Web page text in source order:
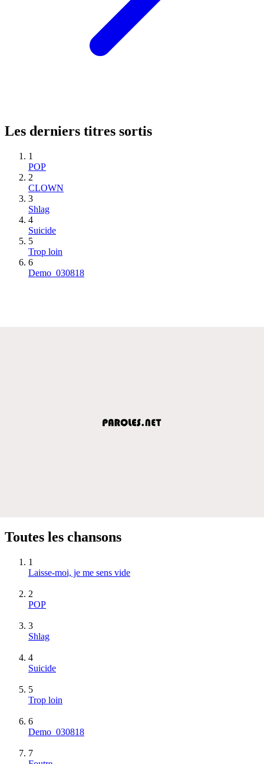
Les derniers titres sortis
1
POP
2
CLOWN
3
Shlag
4
Suicide
5
Trop loin
6
Demo_030818
Toutes les chansons
1
Laisse-moi, je me sens vide
2
POP
3
Shlag
4
Suicide
5
Trop loin
6
Demo_030818
7